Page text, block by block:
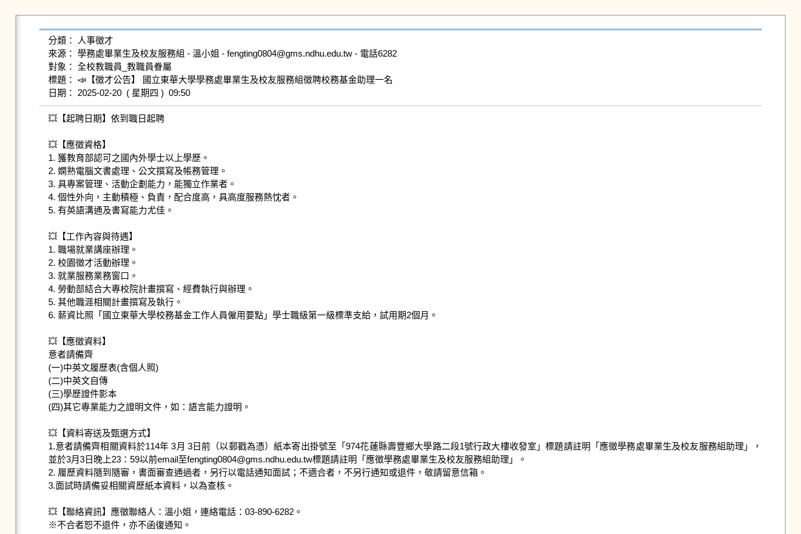
分類： 人事徵才
來源： 學務處畢業生及校友服務組 - 溫小姐 - fengting0804@gms.ndhu.edu.tw - 電話6282
對象： 全校教職員_教職員眷屬
標題： 📣【徵才公告】 國立東華大學學務處畢業生及校友服務組徵聘校務基金助理一名
日期： 2025-02-20  ( 星期四 )  09:50
💥【起聘日期】依到職日起聘
💥【應徵資格】
1. 獲教育部認可之國內外學士以上學歷。
2. 嫻熟電腦文書處理、公文撰寫及帳務管理。
3. 具專案管理、活動企劃能力，能獨立作業者。
4. 個性外向，主動積極、負責，配合度高，具高度服務熱忱者。
5. 有英語溝通及書寫能力尤佳。
💥【工作內容與待遇】
1. 職場就業講座辦理。
2. 校園徵才活動辦理。
3. 就業服務業務窗口。
4. 勞動部結合大專校院計畫撰寫、經費執行與辦理。
5. 其他職涯相關計畫撰寫及執行。
6. 薪資比照「國立東華大學校務基金工作人員僱用要點」學士職級第一級標準支給，試用期2個月。
💥【應徵資料】
意者請備齊
(一)中英文履歷表(含個人照)
(二)中英文自傳
(三)學歷證件影本
(四)其它專業能力之證明文件，如：語言能力證明。
💥【資料寄送及甄選方式】
1.意者請備齊相關資料於114年 3月 3日前（以郵戳為憑）紙本寄出掛號至「974花蓮縣壽豐鄉大學路二段1號行政大樓收發室」標題請註明「應徵學務處畢業生及校友服務組助理」，
並於3月3日晚上23：59以前email至fengting0804@gms.ndhu.edu.tw標題請註明「應徵學務處畢業生及校友服務組助理」。
2. 履歷資料隨到隨審，書面審查通過者，另行以電話通知面試；不適合者，不另行通知或退件，敬請留意信箱。
3.面試時請備妥相關資歷紙本資料，以為查核。
💥【聯絡資訊】應徵聯絡人：溫小姐，連絡電話：03-890-6282。